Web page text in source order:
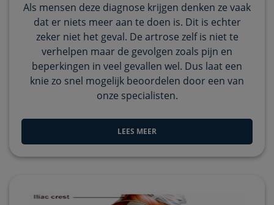
Als mensen deze diagnose krijgen denken ze vaak
dat er niets meer aan te doen is. Dit is echter
zeker niet het geval. De artrose zelf is niet te
verhelpen maar de gevolgen zoals pijn en
beperkingen in veel gevallen wel. Dus laat een
knie zo snel mogelijk beoordelen door een van
onze specialisten.
LEES MEER